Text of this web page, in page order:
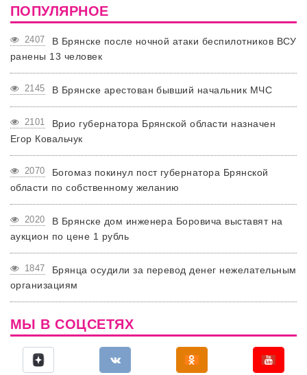
ПОПУЛЯРНОЕ
2407
В Брянске после ночной атаки беспилотников ВСУ
ранены 13 человек
2145 В Брянске арестован бывший начальник МЧС
2101
Врио губернатора Брянской области назначен
Егор Ковальчук
2070
Богомаз покинул пост губернатора Брянской
области по собственному желанию
2020
В Брянске дом инженера Боровича выставят на
аукцион по цене 1 рубль
1847
Брянца осудили за перевод денег нежелательным
организациям
МЫ В СОЦСЕТЯХ